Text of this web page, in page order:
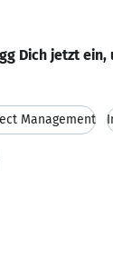
Dich jetzt ein,
Management